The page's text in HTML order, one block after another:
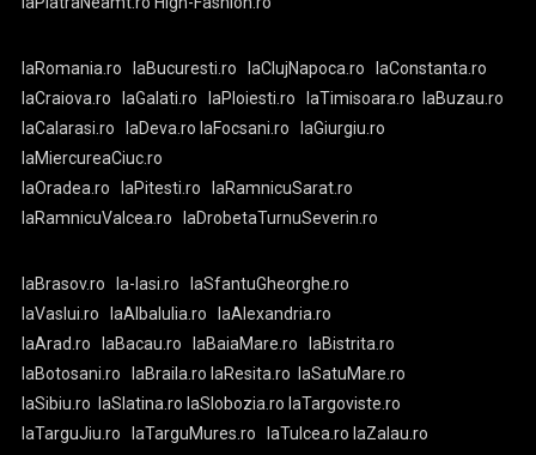
laRomania.ro laBucuresti.ro laClujNapoca.ro
laConstanta.ro
laCraiova.ro
laGalati.ro laPloiesti.ro laTimisoara.ro
laBuzau.ro
laCalarasi.ro
laDeva.ro laFocsani.ro
laGiurgiu.ro
laMiercureaCiuc.ro
laOradea.ro
laPitesti.ro
laRamnicuSarat.ro
laRamnicuValcea.ro
laDrobetaTurnuSeverin.ro
laBrasov.ro la-Iasi.ro
laSfantuGheorghe.ro
laVaslui.ro
laAlbaIulia.ro
laAlexandria.ro
laArad.ro
laBacau.ro laBaiaMare.ro
laBistrita.ro
laBotosani.ro
laBraila.ro laResita.ro
laSatuMare.ro
laSibiu.ro
laSlatina.ro laSlobozia.ro laTargoviste.ro
laTarguJiu.ro
laTarguMures.ro laTulcea.ro laZalau.ro